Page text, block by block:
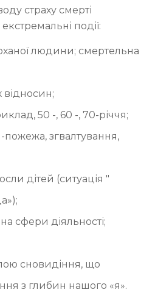
страху смерті
події:
людини; смертельна
50 -, 60 -, 70-річчя;
пожежа, згвалтування,
дітей (ситуація "
сфери діяльності;
сновидіння, що
з глибин нашого «я».